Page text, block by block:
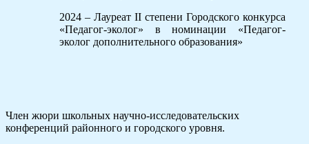
2024 – Лауреат II степени Городского конкурса
«Педагог-эколог» в номинации «Педагог-
эколог дополнительного образования»
Член жюри школьных научно-исследовательских
конференций районного и городского уровня.